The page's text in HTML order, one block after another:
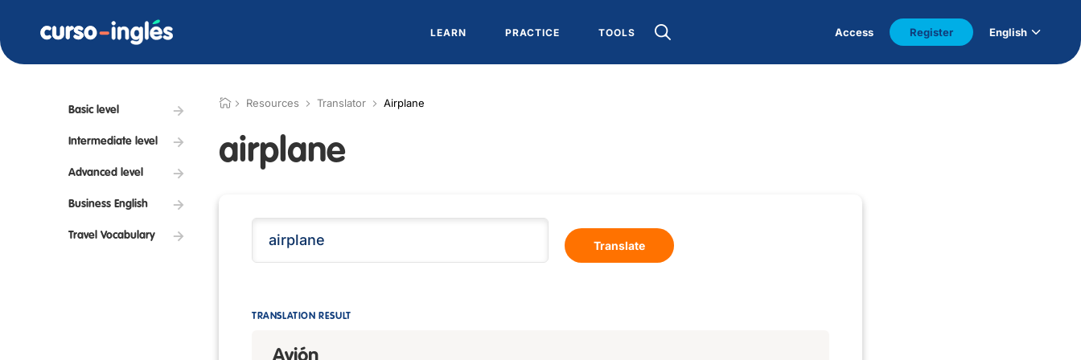
LEARN PRACTICE TOOLS Access Register English
Basic level
Intermediate level
Advanced level
Business English
Travel Vocabulary
Resources Translator Airplane
airplane
Translate
TRANSLATION RESULT